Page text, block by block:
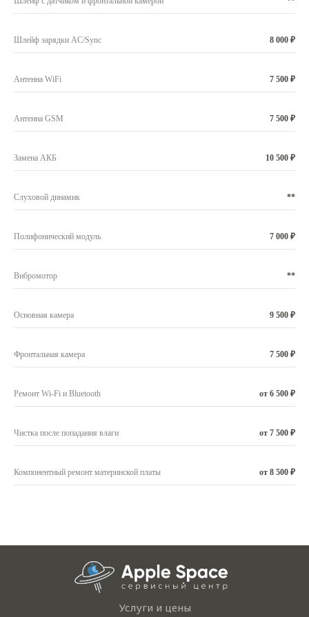
Шлейф зарядки AC/Sync 8 000 ₽
Антенна WiFi 7 500 ₽
Антенна GSM 7 500 ₽
Замена АКБ 10 500 ₽
Слуховой динамик **
Полифонический модуль 7 000 ₽
Вибромотор **
Основная камера 9 500 ₽
Фронтальная камера 7 500 ₽
Ремонт Wi-Fi и Bluetooth от 6 500 ₽
Чистка после попадания влаги от 7 500 ₽
Компонентный ремонт материнской платы от 8 500 ₽
Услуги и цены